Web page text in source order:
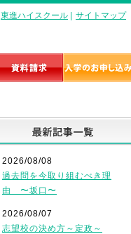
東進ハイスクール サイトマップ
2026/08/08
過去問を今取り組むべき理
由 〜坂口〜
2026/08/07
志望校の決め方～定政～